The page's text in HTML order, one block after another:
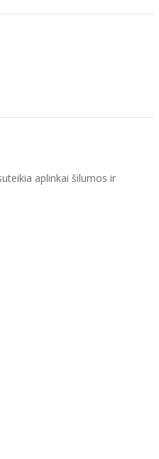
aplinkai šilumos ir